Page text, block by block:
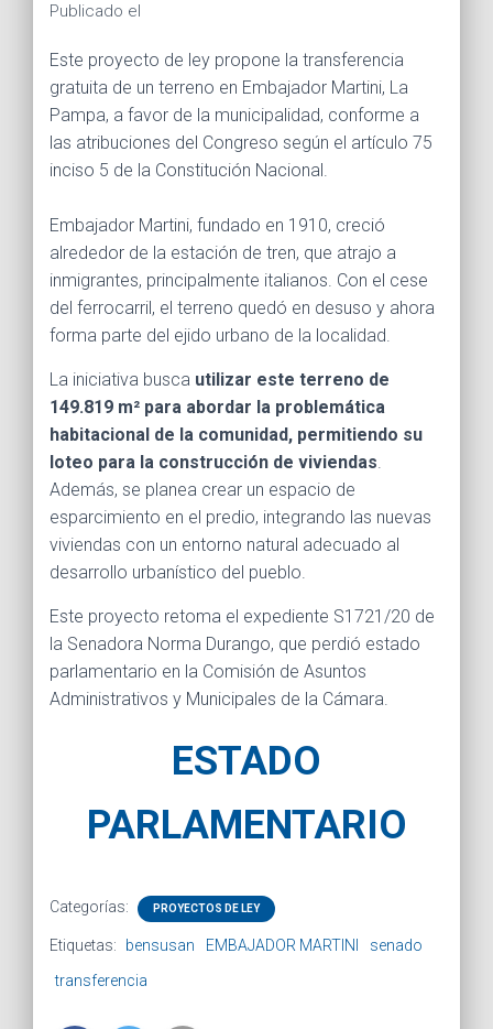
Publicado el
Este proyecto de ley propone la transferencia
gratuita de un terreno en Embajador Martini, La
Pampa, a favor de la municipalidad, conforme a
las atribuciones del Congreso según el artículo 75
inciso 5 de la Constitución Nacional.
Embajador Martini, fundado en 1910, creció
alrededor de la estación de tren, que atrajo a
inmigrantes, principalmente italianos. Con el cese
del ferrocarril, el terreno quedó en desuso y ahora
forma parte del ejido urbano de la localidad.
La iniciativa busca utilizar este terreno de
149.819 m² para abordar la problemática
habitacional de la comunidad, permitiendo su
loteo para la construcción de viviendas.
Además, se planea crear un espacio de
esparcimiento en el predio, integrando las nuevas
viviendas con un entorno natural adecuado al
desarrollo urbanístico del pueblo.
Este proyecto retoma el expediente S1721/20 de
la Senadora Norma Durango, que perdió estado
parlamentario en la Comisión de Asuntos
Administrativos y Municipales de la Cámara.
ESTADO
PARLAMENTARIO
Categorías: PROYECTOS DE LEY
Etiquetas: bensusan EMBAJADOR MARTINI
senado
transferencia